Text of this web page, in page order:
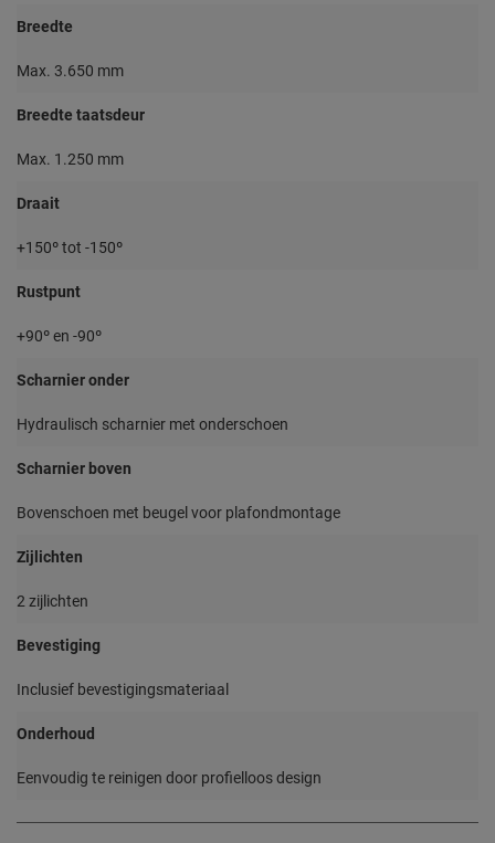
Breedte
Max. 3.650 mm
Breedte taatsdeur
Max. 1.250 mm
Draait
+150º tot -150º
Rustpunt
+90º en -90º
Scharnier onder
Hydraulisch scharnier met onderschoen
Scharnier boven
Bovenschoen met beugel voor plafondmontage
Zijlichten
2 zijlichten
Bevestiging
Inclusief bevestigingsmateriaal
Onderhoud
Eenvoudig te reinigen door profielloos design